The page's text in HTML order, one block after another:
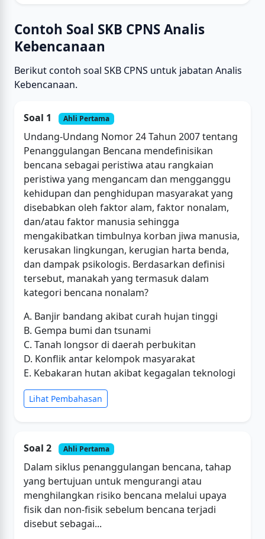
Contoh Soal SKB CPNS Analis
Kebencanaan
Berikut contoh soal SKB CPNS untuk jabatan Analis
Kebencanaan.
Soal 1 Ahli Pertama
Undang-Undang Nomor 24 Tahun 2007 tentang
Penanggulangan Bencana mendefinisikan
bencana sebagai peristiwa atau rangkaian
peristiwa yang mengancam dan mengganggu
kehidupan dan penghidupan masyarakat yang
disebabkan oleh faktor alam, faktor nonalam,
dan/atau faktor manusia sehingga
mengakibatkan timbulnya korban jiwa manusia,
kerusakan lingkungan, kerugian harta benda,
dan dampak psikologis. Berdasarkan definisi
tersebut, manakah yang termasuk dalam
kategori bencana nonalam?
A. Banjir bandang akibat curah hujan tinggi
B. Gempa bumi dan tsunami
C. Tanah longsor di daerah perbukitan
D. Konflik antar kelompok masyarakat
E. Kebakaran hutan akibat kegagalan teknologi
Lihat Pembahasan
Soal 2 Ahli Pertama
Dalam siklus penanggulangan bencana, tahap
yang bertujuan untuk mengurangi atau
menghilangkan risiko bencana melalui upaya
fisik dan non-fisik sebelum bencana terjadi
disebut sebagai...